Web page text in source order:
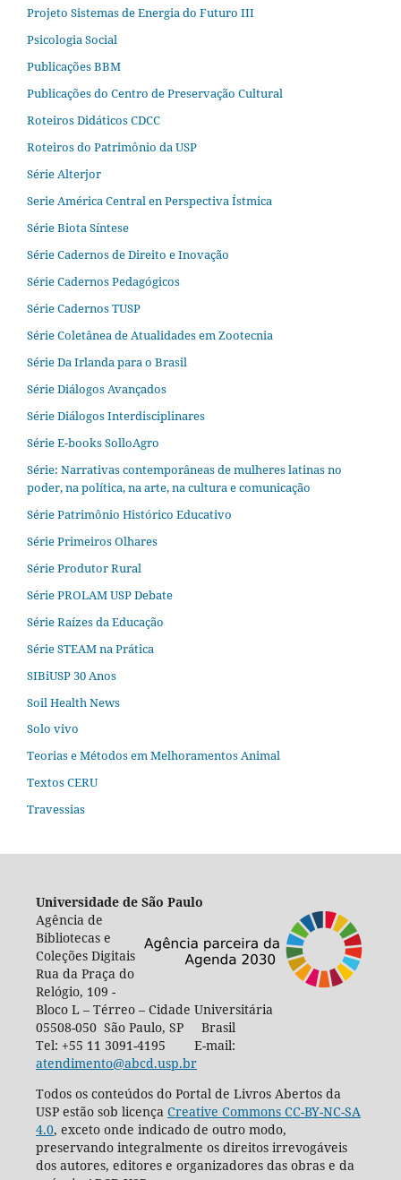
Projeto Sistemas de Energia do Futuro III
Psicologia Social
Publicações BBM
Publicações do Centro de Preservação Cultural
Roteiros Didáticos CDCC
Roteiros do Patrimônio da USP
Série Alterjor
Serie América Central en Perspectiva Ístmica
Série Biota Síntese
Série Cadernos de Direito e Inovação
Série Cadernos Pedagógicos
Série Cadernos TUSP
Série Coletânea de Atualidades em Zootecnia
Série Da Irlanda para o Brasil
Série Diálogos Avançados
Série Diálogos Interdisciplinares
Série E-books SolloAgro
Série: Narrativas contemporâneas de mulheres latinas no
poder, na política, na arte, na cultura e comunicação
Série Patrimônio Histórico Educativo
Série Primeiros Olhares
Série Produtor Rural
Série PROLAM USP Debate
Série Raízes da Educação
Série STEAM na Prática
SIBiUSP 30 Anos
Soil Health News
Solo vivo
Teorias e Métodos em Melhoramentos Animal
Textos CERU
Travessias
Universidade de São Paulo
Agência de
Bibliotecas e
Coleções Digitais
Rua da Praça do
Relógio, 109 -
Bloco L – Térreo – Cidade Universitária
05508-050 São Paulo, SP Brasil
Tel: +55 11 3091-4195 E-mail:
atendimento@abcd.usp.br
Todos os conteúdos do Portal de Livros Abertos da
USP estão sob licença Creative Commons CC-BY-NC-SA
4.0, exceto onde indicado de outro modo,
preservando integralmente os direitos irrevogáveis
dos autores, editores e organizadores das obras e da